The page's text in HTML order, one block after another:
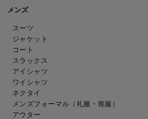
メンズ
スーツ
ジャケット
コート
スラックス
アイシャツ
ワイシャツ
ネクタイ
メンズフォーマル （礼服・喪服）
アウター